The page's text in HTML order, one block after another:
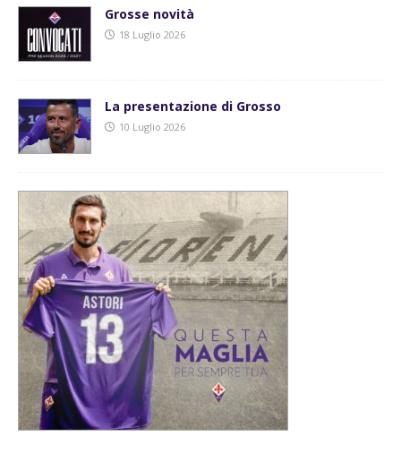
Grosse novità
18 Luglio 2026
La presentazione di Grosso
10 Luglio 2026